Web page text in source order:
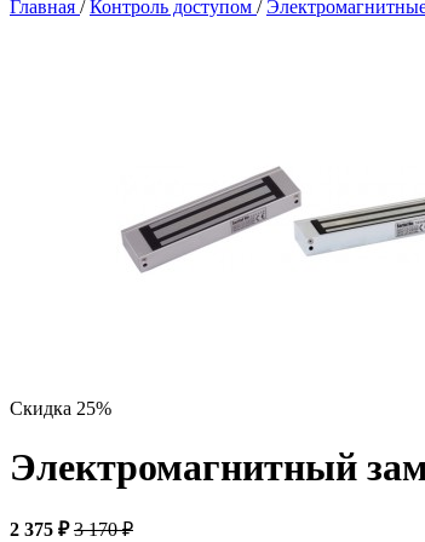
Главная /Контроль доступом /
Скидка 25%
Электромагнитный
2 375 ₽ 3 170 ₽